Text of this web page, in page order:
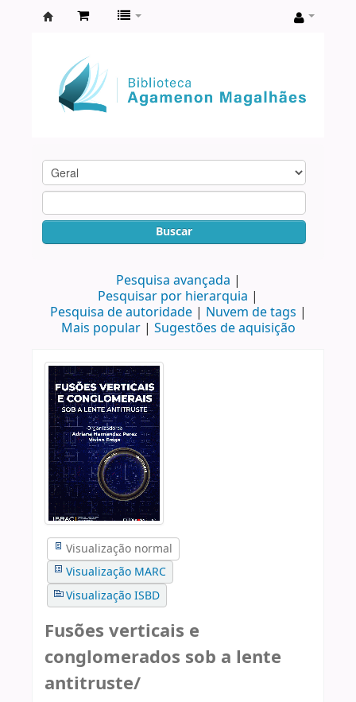
Agamenon
Magalhães
Buscar
Pesquisa avançada
Pesquisar por hierarquia
Pesquisa de autoridade
Nuvem de tags
Mais popular
Sugestões de aquisição
Visualização normal
Visualização MARC
Visualização ISBD
Fusões verticais e
conglomerados sob a lente
antitruste/